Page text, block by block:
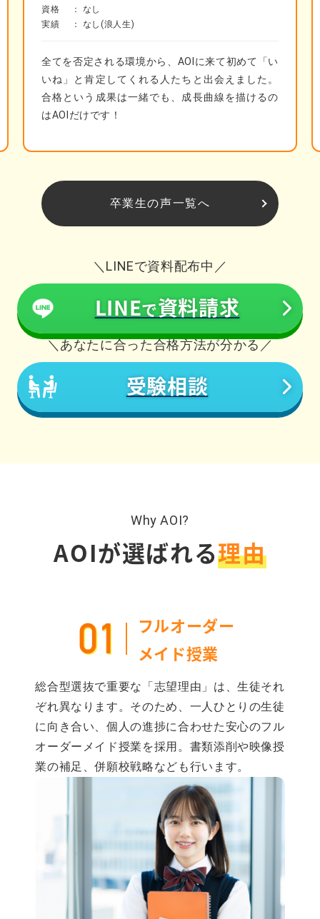
資格 ： なし
実績 ： なし(浪人生)
全てを否定される環境から、AOIに来て初めて「い
いね」と肯定してくれる人たちと出会えました。
合格という成果は一緒でも、成長曲線を描けるの
はAOIだけです！
卒業生の声一覧へ
＼LINEで資料配布中／
LINEで資料請求
＼あなたに合った合格方法が分かる／
受験相談
Why AOI?
AOIが選ばれる理由
フルオーダー
メイド授業
総合型選抜で重要な「志望理由」は、生徒それ
ぞれ異なります。そのため、一人ひとりの生徒
に向き合い、個人の進捗に合わせた安心のフル
オーダーメイド授業を採用。書類添削や映像授
業の補足、併願校戦略なども行います。